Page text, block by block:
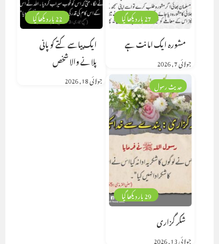
22 بار دیکھا گیا
ایک پیاسے کتے کو پانی
پلانے والا شخص
جولائی 18, 2026
27 بار دیکھا گیا
مشورہ ایک امانت ہے
جولائی 7, 2026
29 بار دیکھا گیا
حدیث رسول
شکر گزاری
جولائی 13, 2026